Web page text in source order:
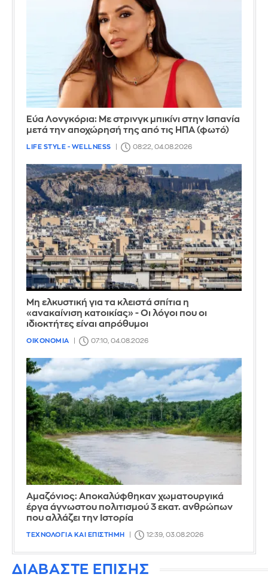
Εύα Λονγκόρια: Με στρινγκ μπικίνι στην Ισπανία
μετά την αποχώρησή της από τις ΗΠΑ (φωτό)
LIFE STYLE - WELLNESS 08:22, 04.08.2026
Μη ελκυστική για τα κλειστά σπίτια η
«ανακαίνιση κατοικίας» - Οι λόγοι που οι
ιδιοκτήτες είναι απρόθυμοι
ΟΙΚΟΝΟΜΙΑ 07:10, 04.08.2026
Αμαζόνιος: Αποκαλύφθηκαν χωματουργικά
έργα άγνωστου πολιτισμού 3 εκατ. ανθρώπων
που αλλάζει την Iστορία
ΤΕΧΝΟΛΟΓΙΑ ΚΑΙ ΕΠΙΣΤΗΜΗ 12:39, 03.08.2026
ΔΙΑΒΑΣΤΕ ΕΠΙΣΗΣ